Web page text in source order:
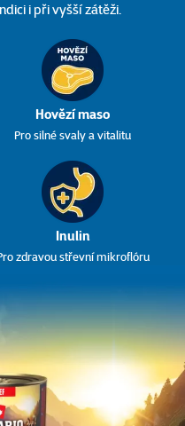
i při vyšší zátěži.
Hovězí maso
Pro silné svaly a vitalitu
Inulin
zdravou střevní mikroflóru